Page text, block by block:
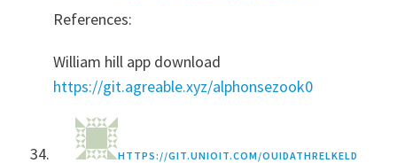
References:
William hill app download
https://git.agreable.xyz/alphonsezook0
HTTPS://GIT.UNIOIT.COM/OUIDATHRELKELD